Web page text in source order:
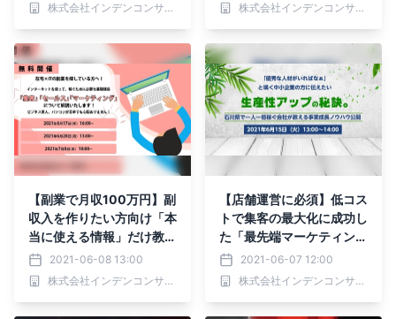
株式会社インデンコンサルティング
株式会社インデンコンサルティング
【副業で月収100万円】副
収入を作りたい方向け「本
当に使える情報」だけ教え
ます2021-06-08 13:00
株式会社インデンコンサルティング
【店舗運営に必須】低コス
トで集客の最大化に成功し
た「最先端マーケティン
グ」2021-06-07 12:00
株式会社インデンコンサルティング